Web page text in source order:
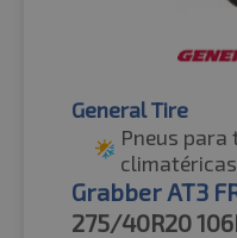
General Tire
Pneus para
climatéricas
Grabber AT3
275/40R20